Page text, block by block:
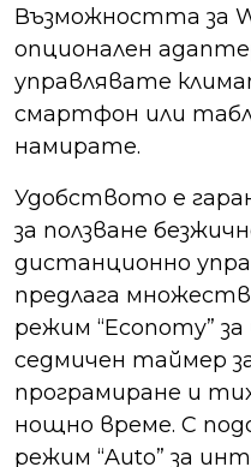
Възможността за
опционален
управлявате
смартфон или
намирате.
Удобството е
за ползване
дистанционно
предлага
режим “Economy”
седмичен таймер
програмиране и
нощно време. С
режим “Auto” за